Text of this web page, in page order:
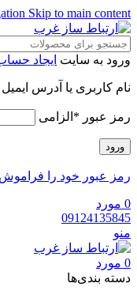
Skip to main content
ورود به سایت ایجاد
نام کاربری یا آدرس ایمیل
رمز عبور * الزامی
ورود
رمز عبور خود را فراموش
0 مورد
09124135845
منو
0 مورد
دسته‌ بندی‌ها